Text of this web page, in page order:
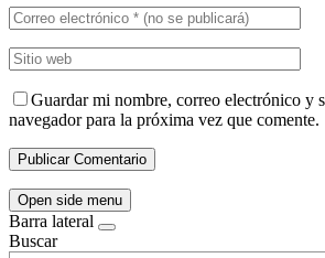
Guardar mi nombre, correo electrónico y
navegador para la próxima vez que comente.
Open side menu
Barra lateral
Buscar